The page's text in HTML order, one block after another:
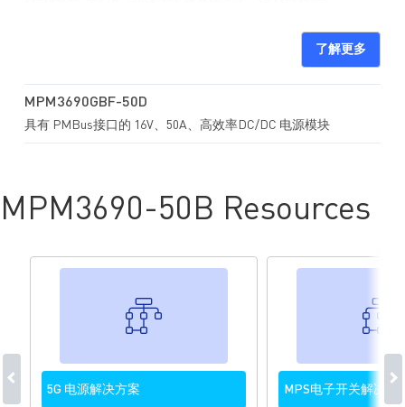
50 采用 MPS 独有的多相恒定导通时间控制模式（MCOT），可
）。
无源元件，采用 BGA（16mmx16mmx5.18mm）封装。
了解更多
MPM3690GBF-50D
具有 PMBus接口的 16V、50A、高效率DC/DC 电源模块
MPM3690-50B Resources
5G 电源解决方案 MPS电子开关解决方